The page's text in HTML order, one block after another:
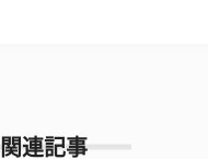
関連記事